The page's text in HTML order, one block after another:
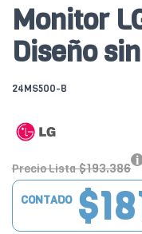
Monitor
Diseño
24MS500-B
Precio Lista $193.386
CONTADO